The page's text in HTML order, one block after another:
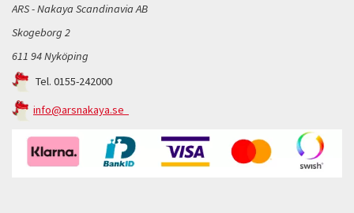
ARS - Nakaya Scandinavia AB
Skogeborg 2
611 94 Nyköping
Tel. 0155-242000
info@arsnakaya.se